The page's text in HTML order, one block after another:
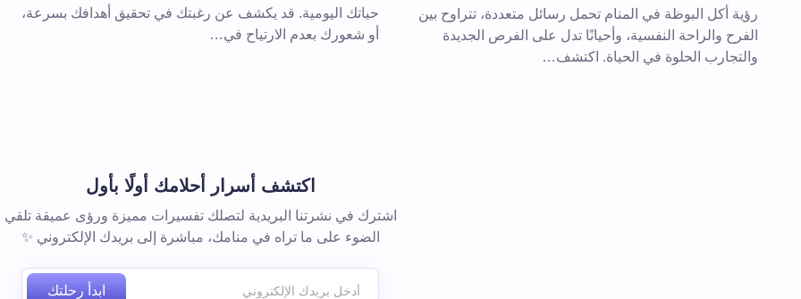
رؤية أكل البوظة في المنام تحمل رسائل متعددة، تتراوح بين
الفرح والراحة النفسية، وأحيانًا تدل على الفرص الجديدة
والتجارب الحلوة في الحياة. اكتشف…
حياتك اليومية. قد يكشف عن رغبتك في تحقيق أهدافك بسرعة،
أو شعورك بعدم الارتياح في…
اكتشف أسرار أحلامك أولًا بأول
اشترك في نشرتنا البريدية لتصلك تفسيرات مميزة ورؤى عميقة تلقي
الضوء على ما تراه في منامك، مباشرة إلى بريدك الإلكتروني ✨
ابدأ رحلتك